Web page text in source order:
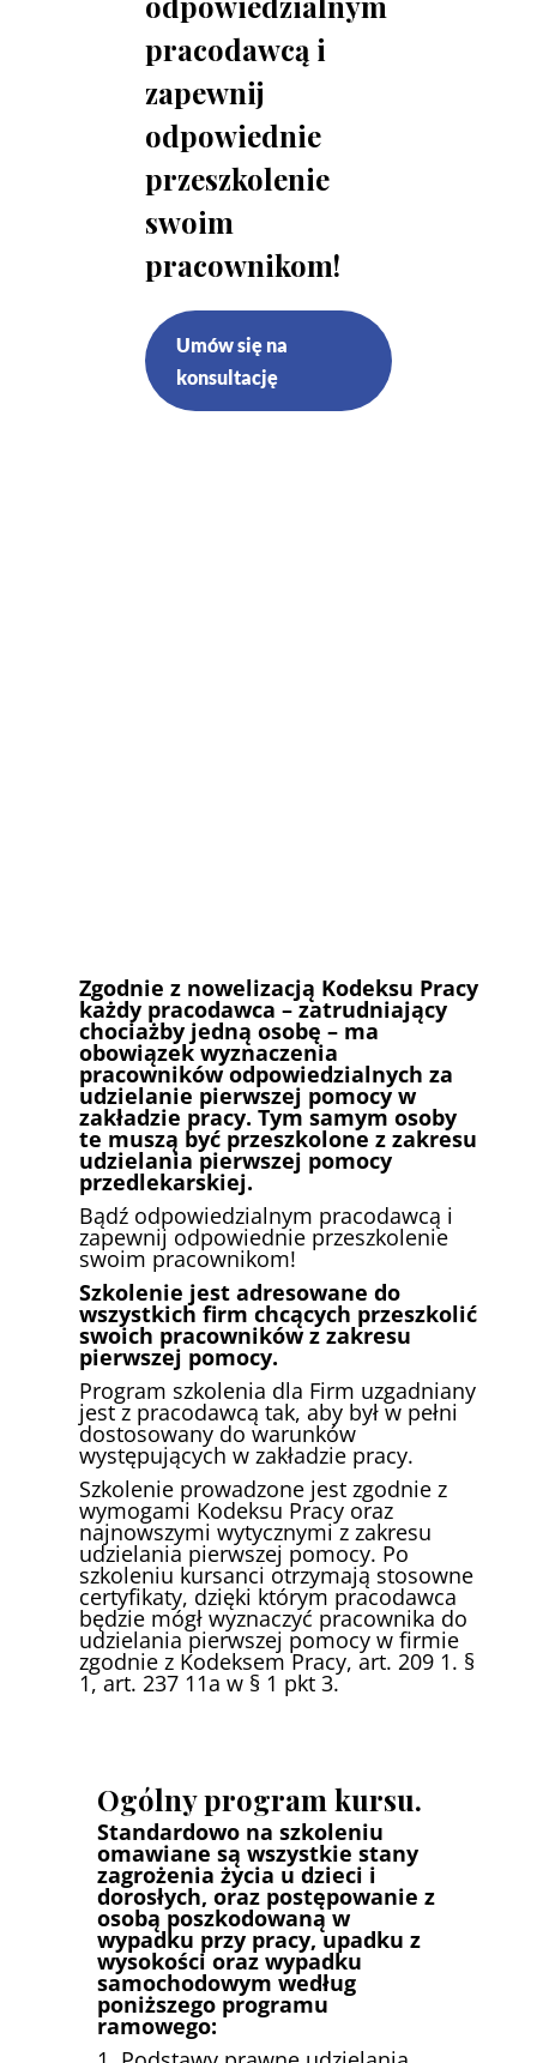
pracodawcą i
zapewnij
odpowiednie
przeszkolenie
swoim
pracownikom!
Umów się na
konsultację
Zgodnie z nowelizacją Kodeksu Pracy
każdy pracodawca – zatrudniający
chociażby jedną osobę – ma
obowiązek wyznaczenia
pracowników odpowiedzialnych za
udzielanie pierwszej pomocy w
zakładzie pracy. Tym samym osoby
te muszą być przeszkolone z zakresu
udzielania pierwszej pomocy
przedlekarskiej.
Bądź odpowiedzialnym pracodawcą i
zapewnij odpowiednie przeszkolenie
swoim pracownikom!
Szkolenie jest adresowane do
wszystkich firm chcących przeszkolić
swoich pracowników z zakresu
pierwszej pomocy.
Program szkolenia dla Firm uzgadniany
jest z pracodawcą tak, aby był w pełni
dostosowany do warunków
występujących w zakładzie pracy.
Szkolenie prowadzone jest zgodnie z
wymogami Kodeksu Pracy oraz
najnowszymi wytycznymi z zakresu
udzielania pierwszej pomocy. Po
szkoleniu kursanci otrzymają stosowne
certyfikaty, dzięki którym pracodawca
będzie mógł wyznaczyć pracownika do
udzielania pierwszej pomocy w firmie
zgodnie z Kodeksem Pracy, art. 209 1. §
1, art. 237 11a w § 1 pkt 3.
Ogólny program kursu.
Standardowo na szkoleniu
omawiane są wszystkie stany
zagrożenia życia u dzieci i
dorosłych, oraz postępowanie z
osobą poszkodowaną w
wypadku przy pracy, upadku z
wysokości oraz wypadku
samochodowym według
poniższego programu
ramowego: